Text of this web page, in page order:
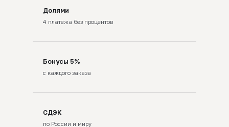
Долями
4 платежа без процентов
Бонусы 5%
с каждого заказа
СДЭК
по России и миру